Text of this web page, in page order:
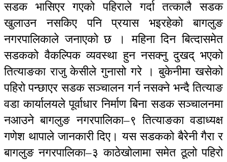
सडक भासिएर गएको पहिराले गर्दा तत्कालै सडक
खुलाउन नसकिए पनि प्रयास भइरहेको बागलुङ
नगरपालिकाले जनाएको छ । महिना दिन बित्दासमेत
सडकको वैकल्पिक व्यवस्था हुन नसक्नु दुखद् भएको
तित्याङका राजु केसीले गुनासो गरे । बुकेनीमा खसेको
पहिरो पन्छाएर सडक सञ्चालन गर्न नसक्ने भन्दै तित्याङ
वडा कार्यालयले पूर्वाधार निर्माण बिना सडक सञ्चालनमा
नआउने बागलुङ नगरपालिका–९ तित्याङका वडाध्यक्ष
गणेश थापाले जानकारी दिए। यस सडकको बैरेनी गैरा र
बागलुङ नगरपालिका–३ काठेखोलामा समेत ठूलो पहिरो